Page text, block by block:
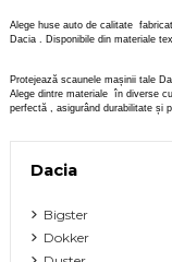
Alege huse auto de calitate
Dacia . Disponibile din materiale
Protejează scaunele mașinii tale
Alege dintre materiale în diverse
perfectă , asigurând durabilitate și
Dacia
Bigster
Dokker